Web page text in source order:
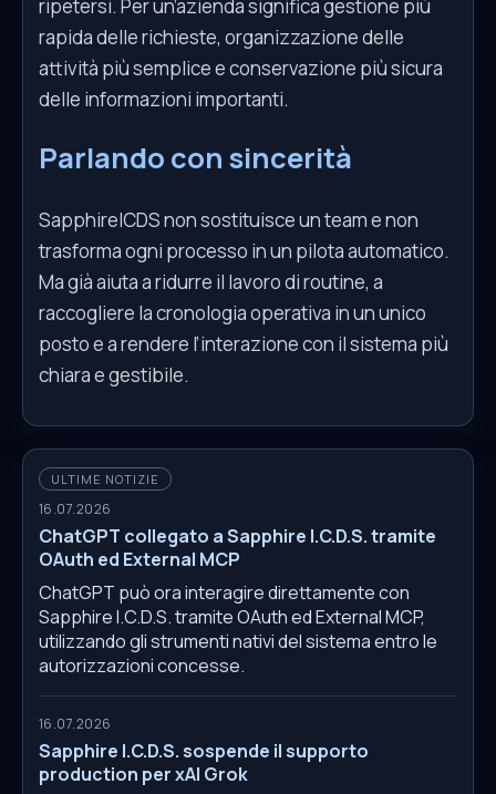
ripetersi. Per un’azienda significa gestione più
rapida delle richieste, organizzazione delle
attività più semplice e conservazione più sicura
delle informazioni importanti.
Parlando con sincerità
SapphireICDS non sostituisce un team e non
trasforma ogni processo in un pilota automatico.
Ma già aiuta a ridurre il lavoro di routine, a
raccogliere la cronologia operativa in un unico
posto e a rendere l’interazione con il sistema più
chiara e gestibile.
ULTIME NOTIZIE
16.07.2026
ChatGPT collegato a Sapphire I.C.D.S. tramite
OAuth ed External MCP
ChatGPT può ora interagire direttamente con
Sapphire I.C.D.S. tramite OAuth ed External MCP,
utilizzando gli strumenti nativi del sistema entro le
autorizzazioni concesse.
16.07.2026
Sapphire I.C.D.S. sospende il supporto
production per xAI Grok